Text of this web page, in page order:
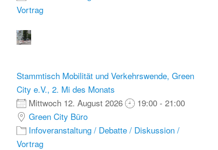
Vortrag
Stammtisch Mobilität und Verkehrswende, Green
City e.V., 2. Mi des Monats
Mittwoch 12. August 2026
19:00 - 21:00
Green City Büro
Infoveranstaltung / Debatte / Diskussion /
Vortrag